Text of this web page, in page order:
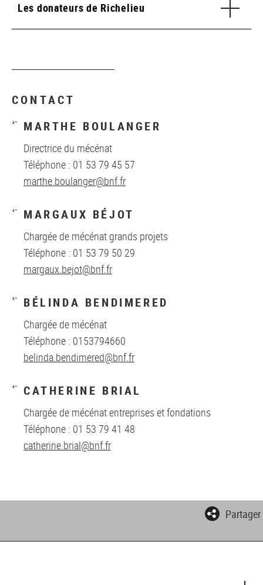
Les donateurs de Richelieu
CONTACT
MARTHE BOULANGER
Directrice du mécénat
Téléphone : 01 53 79 45 57
marthe.boulanger@bnf.fr
MARGAUX BÉJOT
Chargée de mécénat grands projets
Téléphone : 01 53 79 50 29
margaux.bejot@bnf.fr
BÉLINDA BENDIMERED
Chargée de mécénat
Téléphone : 0153794660
belinda.bendimered@bnf.fr
CATHERINE BRIAL
Chargée de mécénat entreprises et fondations
Téléphone : 01 53 79 41 48
catherine.brial@bnf.fr
Partager